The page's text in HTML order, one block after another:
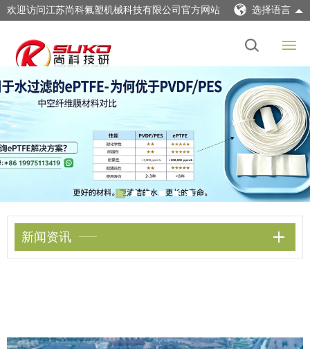
欢迎访问江苏尚科氟塑机械科技有限公司官方网站 选择语言
新闻资讯